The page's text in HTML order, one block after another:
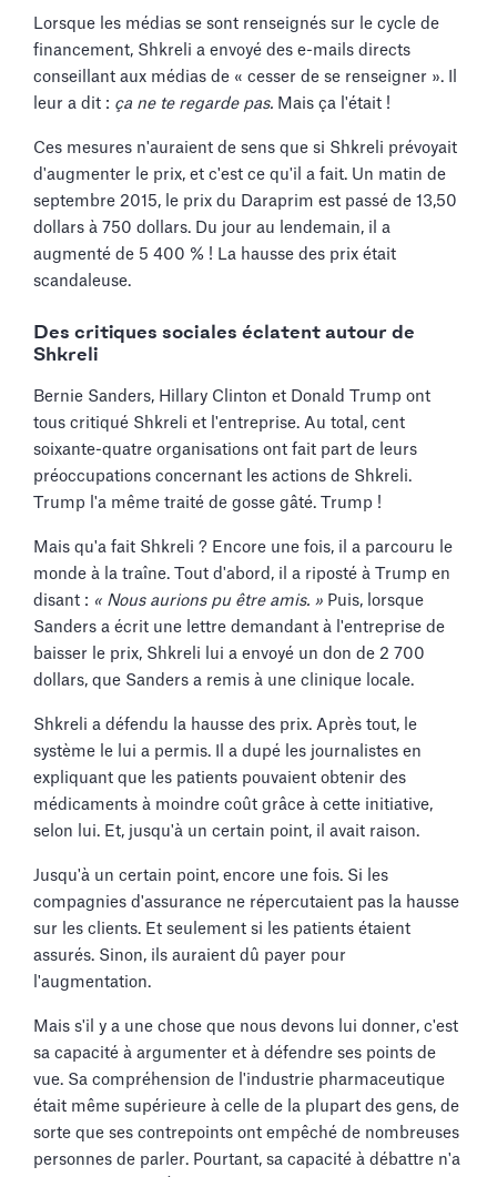
Lorsque les médias se sont renseignés sur le cycle de
financement, Shkreli a envoyé des e-mails directs
conseillant aux médias de « cesser de se renseigner ». Il
leur a dit : ça ne te regarde pas. Mais ça l'était !
Ces mesures n'auraient de sens que si Shkreli prévoyait
d'augmenter le prix, et c'est ce qu'il a fait. Un matin de
septembre 2015, le prix du Daraprim est passé de 13,50
dollars à 750 dollars. Du jour au lendemain, il a
augmenté de 5 400 % ! La hausse des prix était
scandaleuse.
Des critiques sociales éclatent autour de
Shkreli
Bernie Sanders, Hillary Clinton et Donald Trump ont
tous critiqué Shkreli et l'entreprise. Au total, cent
soixante-quatre organisations ont fait part de leurs
préoccupations concernant les actions de Shkreli.
Trump l'a même traité de gosse gâté. Trump !
Mais qu'a fait Shkreli ? Encore une fois, il a parcouru le
monde à la traîne. Tout d'abord, il a riposté à Trump en
disant : « Nous aurions pu être amis. » Puis, lorsque
Sanders a écrit une lettre demandant à l'entreprise de
baisser le prix, Shkreli lui a envoyé un don de 2 700
dollars, que Sanders a remis à une clinique locale.
Shkreli a défendu la hausse des prix. Après tout, le
système le lui a permis. Il a dupé les journalistes en
expliquant que les patients pouvaient obtenir des
médicaments à moindre coût grâce à cette initiative,
selon lui. Et, jusqu'à un certain point, il avait raison.
Jusqu'à un certain point, encore une fois. Si les
compagnies d'assurance ne répercutaient pas la hausse
sur les clients. Et seulement si les patients étaient
assurés. Sinon, ils auraient dû payer pour
l'augmentation.
Mais s'il y a une chose que nous devons lui donner, c'est
sa capacité à argumenter et à défendre ses points de
vue. Sa compréhension de l'industrie pharmaceutique
était même supérieure à celle de la plupart des gens, de
sorte que ses contrepoints ont empêché de nombreuses
personnes de parler. Pourtant, sa capacité à débattre n'a